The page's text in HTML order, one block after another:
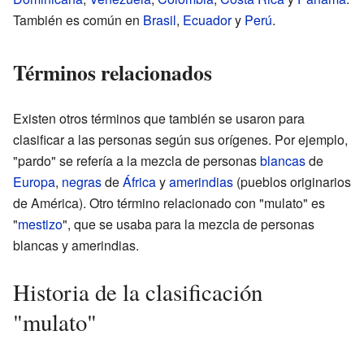
También es común en Brasil, Ecuadory Perú.
Términos relacionados
Existen otros términos que también se usaron para
clasificar a las personas según sus orígenes. Por ejemplo,
"pardo" se refería a la mezcla de personasblancasde
Europa, negrasdeÁfricayamerindias (pueblos originarios
de América). Otro término relacionado con "mulato" es
"mestizo", que se usaba para la mezcla de personas
blancas y amerindias.
Historia de la clasificación
"mulato"